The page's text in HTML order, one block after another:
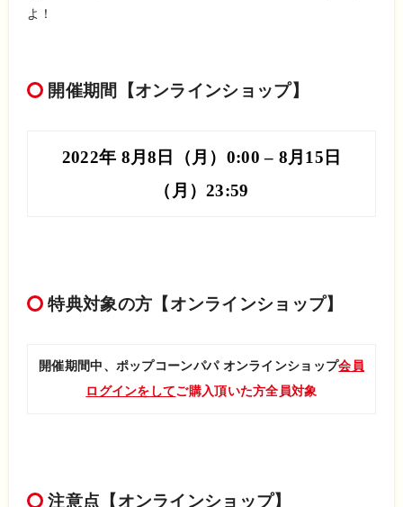
よ！
開催期間 【オンラインショップ】
2022年 8月8日（月）0:00 – 8月15日
（月）23:59
特典対象の方 【オンラインショップ】
開催期間中、ポップコーンパパ オンラインショップ会員
ログインをしてご購入頂いた方全員対象
注意点 【オンラインショップ】